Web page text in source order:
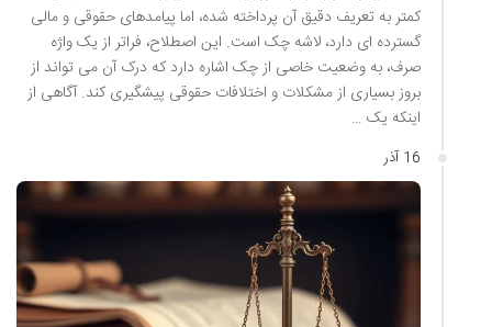
کمتر به تعریف دقیق آن پرداخته شده، اما پیامدهای حقوقی و مالی
گسترده ای دارد، لاشه چک است. این اصطلاح، فراتر از یک واژه
صرف، به وضعیت خاصی از چک اشاره دارد که درک آن می تواند از
بروز بسیاری از مشکلات و اختلافات حقوقی پیشگیری کند. آگاهی از
اینکه یک …
16 آذر